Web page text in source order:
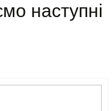
наступні